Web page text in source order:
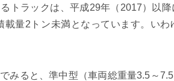
トラックは、平成29年（2017）以
載量2トン未満となっています。いわ
みると、準中型（車両総重量3.5～